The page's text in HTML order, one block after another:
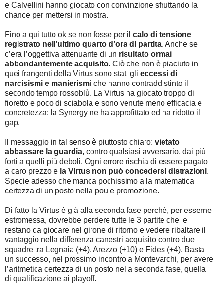
e Calvellini hanno giocato con convinzione sfruttando la
chance per mettersi in mostra.
Fino a qui tutto ok se non fosse per il calo di tensione
registrato nell’ultimo quarto d’ora di partita. Anche se
c’era l’oggettiva attenuante di un risultato ormai
abbondantemente acquisito. Ciò che non è piaciuto in
quei frangenti della Virtus sono stati gli eccessi di
narcisismi e manierismi che hanno contraddistinto il
secondo tempo rossoblù. La Virtus ha giocato troppo di
fioretto e poco di sciabola e sono venute meno efficacia e
concretezza: la Synergy ne ha approfittato ed ha ridotto il
gap.
Il messaggio in tal senso è piuttosto chiaro: vietato
abbassare la guardia, contro qualsiasi avversario, dai più
forti a quelli più deboli. Ogni errore rischia di essere pagato
a caro prezzo e la Virtus non può concedersi distrazioni.
Specie adesso che manca pochissimo alla matematica
certezza di un posto nella poule promozione.
Di fatto la Virtus è già alla seconda fase perché, per esserne
estromessa, dovrebbe perdere tutte le 3 partite che le
restano da giocare nel girone di ritorno e vedere ribaltare il
vantaggio nella differenza canestri acquisito contro due
squadre tra Legnaia (+4), Arezzo (+10) e Fides (+4). Basta
un successo, nel prossimo incontro a Montevarchi, per avere
l’aritmetica certezza di un posto nella seconda fase, quella
di qualificazione ai playoff.